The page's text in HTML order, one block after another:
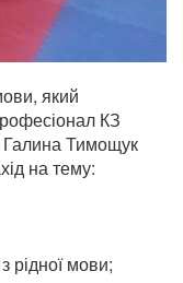
який
КЗ
Тимощук
на тему:
рідної мови;